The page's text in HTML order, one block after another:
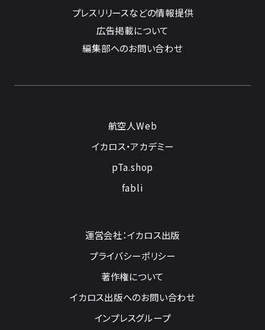
プレスリリースなどの情報提供
広告掲載について
編集部へのお問い合わせ
航空人Web
イカロス・アカデミー
pTa.shop
fabli
運営会社：イカロス出版
プライバシーポリシー
著作権について
イカロス出版へのお問い合わせ
インプレスグループ